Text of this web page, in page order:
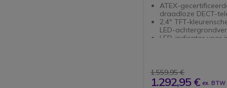
ATEX-
draadloze DECT-
2,4" TFT-
LED-
LED-indicator voor
Luidspreker en
ruisonderdrukking
1.559,95 €
1.292,95 € ex. BTW